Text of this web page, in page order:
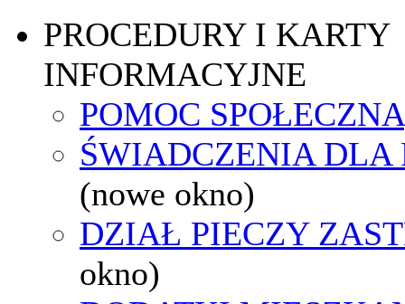
PROCEDURY I KARTY
INFORMACYJNE
POMOC SPOŁECZNA
ŚWIADCZENIA DLA
(nowe okno)
DZIAŁ PIECZY
okno)